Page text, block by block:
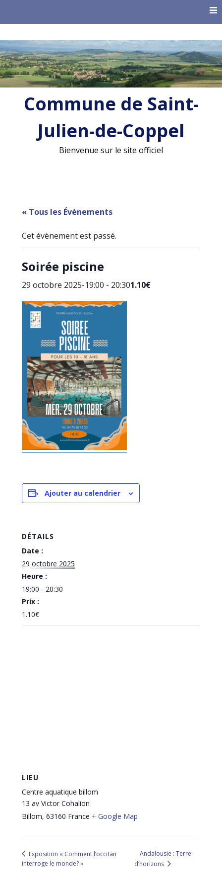
Commune de Saint-
Julien-de-Coppel
Bienvenue sur le site officiel
« Tous les Évènements
Cet évènement est passé.
Soirée piscine
29 octobre 2025-19:00 - 20:301.10€
Ajouter au calendrier
DÉTAILS
Date :
29 octobre 2025
Heure :
19:00 - 20:30
Prix :
1.10€
LIEU
Centre aquatique billom
13 av Victor Cohalion
Billom, 63160 France + Google Map
Exposition « Comment l’occitan
interroge le monde? »
Andalousie : Terre
d’horizons